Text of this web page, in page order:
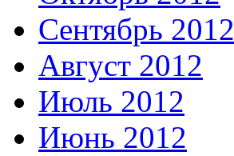
Сентябрь 2012
Август 2012
Июль 2012
Июнь 2012